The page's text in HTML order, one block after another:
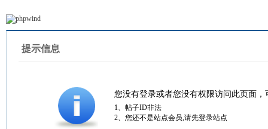
提示信息
您没有登录或者您没有权限访问此页面
1、帖子ID非法
2、您还不是站点会员,请先登录站点